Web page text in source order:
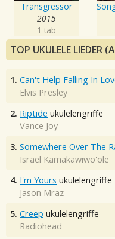
Transgressor
2015
1 tab
TOP UKULELE LIEDER
1. Can't Help Falling In
Elvis Presley
2. Riptide ukulelengriffe
Vance Joy
3. Somewhere Over The
Israel Kamakawiwo'ole
4. I'm Yours ukulelengriffe
Jason Mraz
5. Creep ukulelengriffe
Radiohead